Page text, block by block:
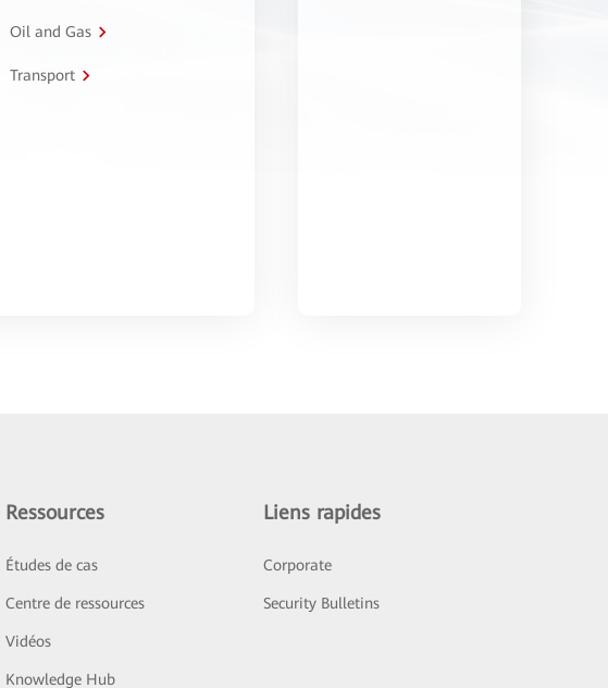
Oil and Gas
Transport
Ressources
Études de cas
Centre de ressources
Vidéos
Knowledge Hub
Liens rapides
Corporate
Security Bulletins